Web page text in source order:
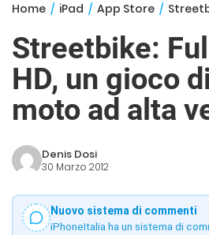
Home / iPad / App Store / Streetbike:
Streetbike:
HD, un gioco
moto ad alta
Denis Dosi
30 Marzo 2012
Nuovo sistema di commenti
iPhoneItalia ha un sistema di